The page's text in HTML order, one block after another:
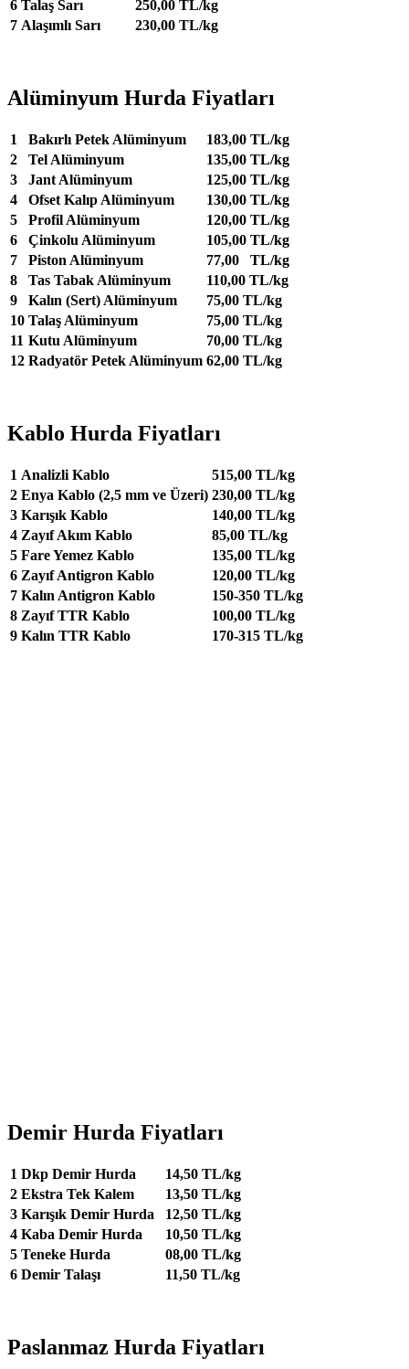
6 Talaş Sarı
250,00 TL/kg
7 Alaşımlı Sarı 230,00 TL/kg
Alüminyum Hurda Fiyatları
1 Bakırlı Petek Alüminyum
183,00 TL/kg
2
Tel Alüminyum
135,00 TL/kg
3
Jant Alüminyum
125,00 TL/kg
4
Ofset Kalıp Alüminyum
130,00 TL/kg
5
Profil Alüminyum
120,00 TL/kg
6
Çinkolu Alüminyum
105,00 TL/kg
7
Piston Alüminyum
77,00 TL/kg
8
Tas Tabak Alüminyum
110,00 TL/kg
9
Kalın (Sert) Alüminyum
75,00 TL/kg
10 Talaş Alüminyum
75,00 TL/kg
11 Kutu Alüminyum
70,00 TL/kg
12 Radyatör Petek Alüminyum 62,00 TL/kg
Kablo Hurda Fiyatları
1 Analizli Kablo
515,00 TL/kg
2 Enya Kablo (2,5 mm ve Üzeri) 230,00 TL/kg
3 Karışık Kablo
140,00 TL/kg
4 Zayıf Akım Kablo
85,00 TL/kg
5 Fare Yemez Kablo
135,00 TL/kg
6 Zayıf Antigron Kablo
120,00 TL/kg
7 Kalın Antigron Kablo
150-350 TL/kg
8 Zayıf TTR Kablo
100,00 TL/kg
9 Kalın TTR Kablo 170-315 TL/kg
Demir Hurda Fiyatları
1 Dkp Demir Hurda
14,50 TL/kg
2 Ekstra Tek Kalem
13,50 TL/kg
3 Karışık Demir Hurda
12,50 TL/kg
4 Kaba Demir Hurda
10,50 TL/kg
5 Teneke Hurda
08,00 TL/kg
6 Demir Talaşı 11,50 TL/kg
Paslanmaz Hurda Fiyatları